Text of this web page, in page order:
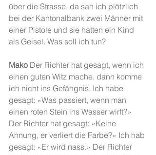
über die Strasse, da sah ich plötzlich
bei der Kantonalbank zwei Männer mit
einer Pistole und sie hatten ein Kind
als Geisel. Was soll ich tun?
Mako Der Richter hat gesagt, wenn ich
einen guten Witz mache, dann komme
ich nicht ins Gefängnis. Ich habe
gesagt: «Was passiert, wenn man
einen roten Stein ins Wasser wirft?»
Der Richter hat gesagt: «Keine
Ahnung, er verliert die Farbe?» Ich hab
gesagt: «Er wird nass.» Der Richter